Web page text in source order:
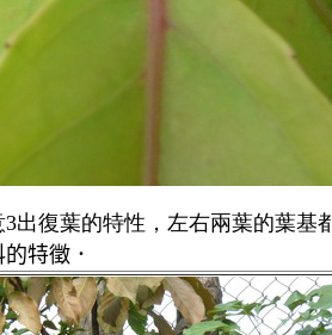
3出復葉的特性，左右兩葉的葉基
特徵．